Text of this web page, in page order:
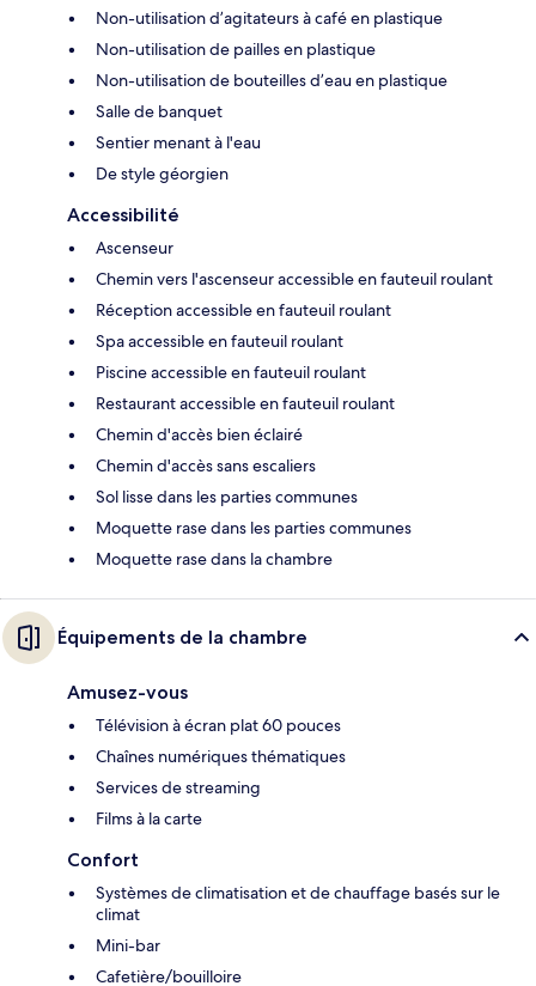
Non-utilisation d’agitateurs à café en plastique
Non-utilisation de pailles en plastique
Non-utilisation de bouteilles d’eau en plastique
Salle de banquet
Sentier menant à l'eau
De style géorgien
Accessibilité
Ascenseur
Chemin vers l'ascenseur accessible en fauteuil roulant
Réception accessible en fauteuil roulant
Spa accessible en fauteuil roulant
Piscine accessible en fauteuil roulant
Restaurant accessible en fauteuil roulant
Chemin d'accès bien éclairé
Chemin d'accès sans escaliers
Sol lisse dans les parties communes
Moquette rase dans les parties communes
Moquette rase dans la chambre
Équipements de la chambre
Amusez-vous
Télévision à écran plat 60 pouces
Chaînes numériques thématiques
Services de streaming
Films à la carte
Confort
Systèmes de climatisation et de chauffage basés sur le
climat
Mini-bar
Cafetière/bouilloire